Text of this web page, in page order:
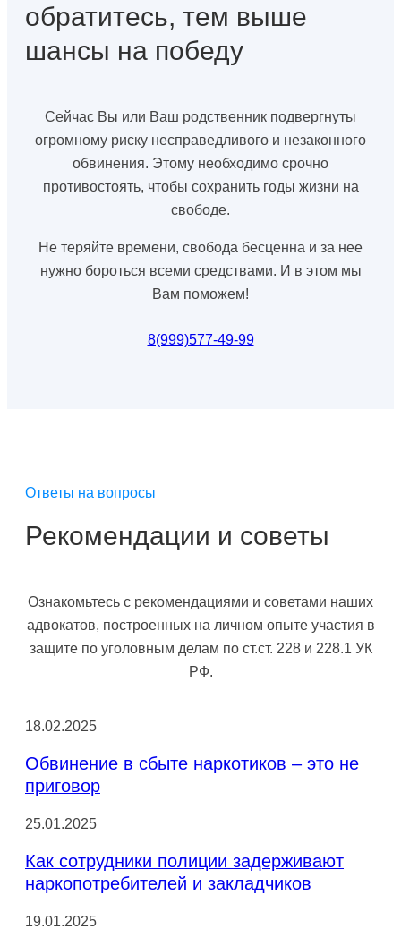
обратитесь, тем выше
шансы на победу
Сейчас Вы или Ваш родственник подвергнуты
огромному риску несправедливого и незаконного
обвинения. Этому необходимо срочно
противостоять, чтобы сохранить годы жизни на
свободе.
Не теряйте времени, свобода бесценна и за нее
нужно бороться всеми средствами. И в этом мы
Вам поможем!
8(999)577-49-99
Ответы на вопросы
Рекомендации и советы
Ознакомьтесь с рекомендациями и советами наших
адвокатов, построенных на личном опыте участия в
защите по уголовным делам по ст.ст. 228 и 228.1 УК
РФ.
18.02.2025
Обвинение в сбыте наркотиков – это не
приговор
25.01.2025
Как сотрудники полиции задерживают
наркопотребителей и закладчиков
19.01.2025